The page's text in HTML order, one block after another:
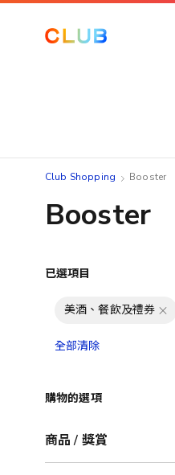
Club Shopping Booster
Booster
已選項目
美酒、餐飲及禮券​
全部清除
購物的選項
商品 / 獎賞